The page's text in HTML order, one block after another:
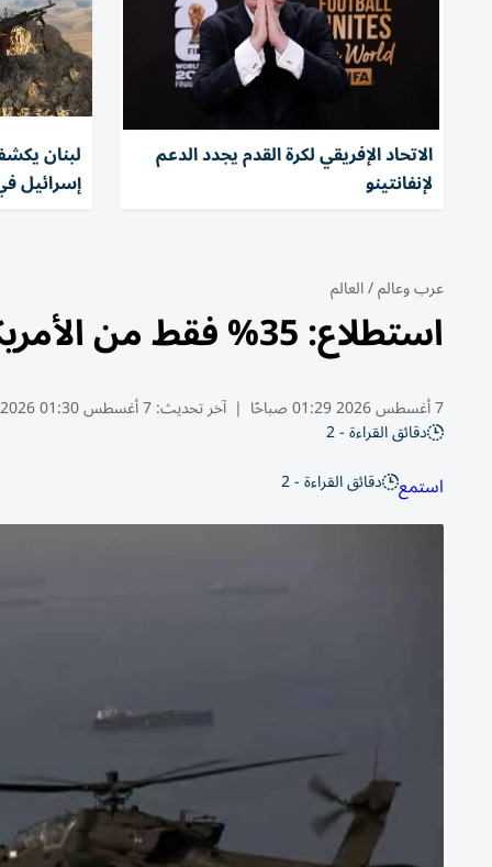
الاتحاد الإفريقي لكرة القدم يجدد الدعم
لإنفانتينو
لبنان
إسرائيل
عرب وعالم/العالم
استطلاع: 35% فقط من الأمريكيين يدعمون حرب إيران
7 أغسطس 2026 01:29 صباحًا | آخر تحديث:7 أغسطس 01:30 2026
دقائق القراءة - 2
استمع دقائق القراءة - 2